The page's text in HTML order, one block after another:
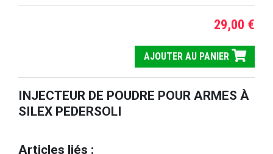
29,00 €
AJOUTER AU PANIER
INJECTEUR DE POUDRE POUR ARMES À
SILEX PEDERSOLI
Articles liés :